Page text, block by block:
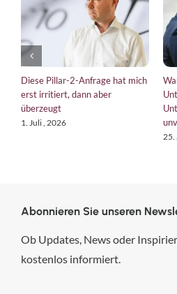
Diese Pillar-2-Anfrage hat mich
erst irritiert, dann aber
überzeugt
1. Juli , 2026
25.
Abonnieren Sie unseren
Ob Updates, News oder
kostenlos informiert.